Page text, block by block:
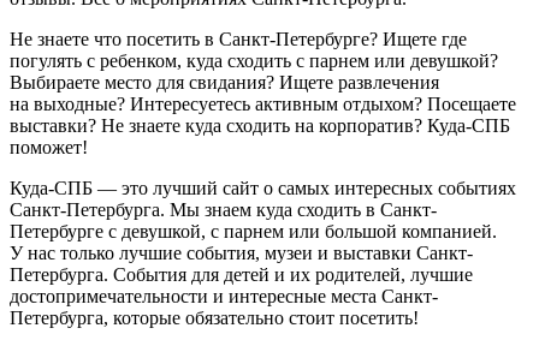
Не знаете что посетить в Санкт-Петербурге? Ищете где
погулять с ребенком, куда сходить с парнем или девушкой?
Выбираете место для свидания? Ищете развлечения
на выходные? Интересуетесь активным отдыхом? Посещаете
выставки? Не знаете куда сходить на корпоратив? Куда-СПБ
поможет!
Куда-СПБ — это лучший сайт о самых интересных событиях
Санкт-Петербурга. Мы знаем куда сходить в Санкт-
Петербурге с девушкой, с парнем или большой компанией.
У нас только лучшие события, музеи и выставки Санкт-
Петербурга. События для детей и их родителей, лучшие
достопримечательности и интересные места Санкт-
Петербурга, которые обязательно стоит посетить!